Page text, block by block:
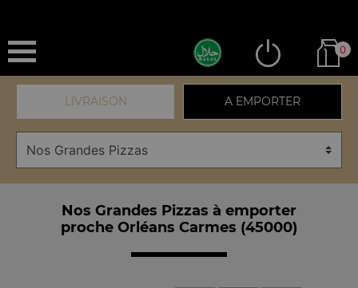
0
LIVRAISON A EMPORTER
Nos Grandes Pizzas à emporter
proche Orléans Carmes (45000)